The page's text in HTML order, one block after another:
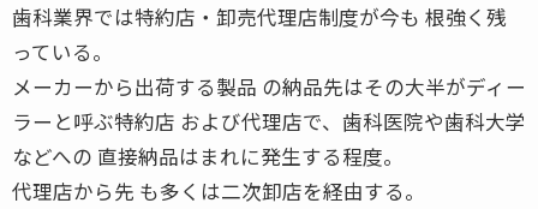
歯科業界では特約店・卸売代理店制度が今も 根強く残
っている。
メーカーから出荷する製品 の納品先はその大半がディー
ラーと呼ぶ特約店 および代理店で、歯科医院や歯科大学
などへの 直接納品はまれに発生する程度。
代理店から先 も多くは二次卸店を経由する。